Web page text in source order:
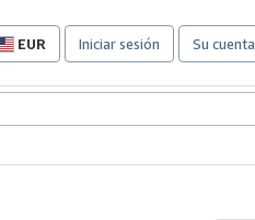
EUR
Preferencias
compra
sitio.
Iniciar sesión Su cuenta